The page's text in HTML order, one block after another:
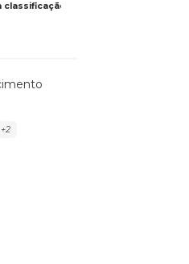
classificação
+2